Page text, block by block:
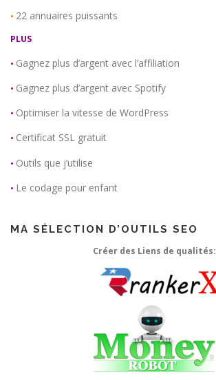
• 22 annuaires puissants
PLUS
• Gagnez plus d’argent avec l’affiliation
• Gagnez plus d’argent avec Spotify
• Optimiser la vitesse de WordPress
• Certificat SSL gratuit
• Outils que j’utilise
• Le codage pour enfant
MA SÉLECTION D’OUTILS SEO
Créer des Liens de qualités: